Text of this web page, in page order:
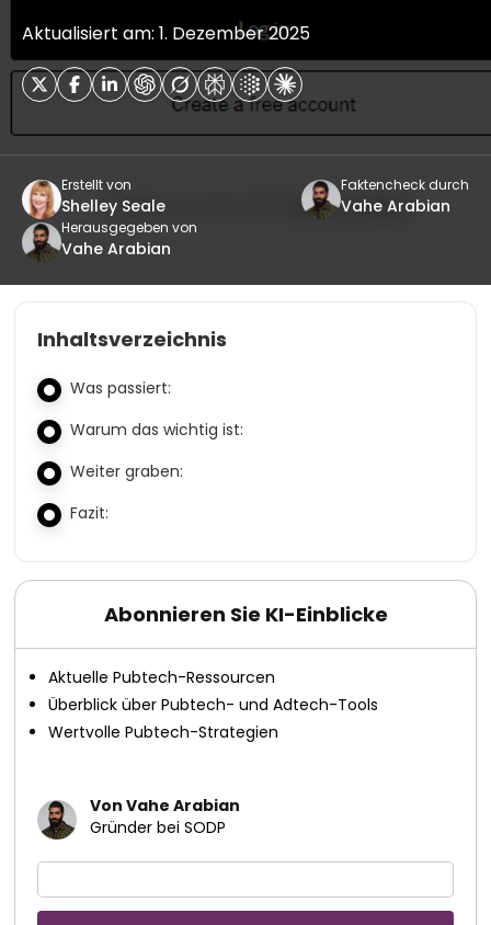
Aktualisiert am: 1. Dezember 2025
Erstellt von
Shelley Seale
Faktencheck durch
Vahe Arabian
Herausgegeben von
Vahe Arabian
Inhaltsverzeichnis
Was passiert:
Warum das wichtig ist:
Weiter graben:
Fazit:
Abonnieren Sie KI-Einblicke
Aktuelle Pubtech-Ressourcen
Überblick über Pubtech- und Adtech-Tools
Wertvolle Pubtech-Strategien
Von Vahe Arabian
Gründer bei SODP